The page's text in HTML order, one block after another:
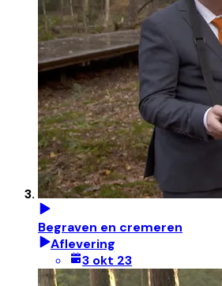
Begraven en cremeren
Aflevering
3 okt 23